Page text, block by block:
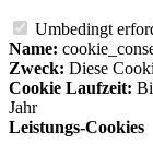
Umbedingt
Name:
Zweck: Diese
Cookie Laufzeit:
Jahr
Leistungs-Cookies